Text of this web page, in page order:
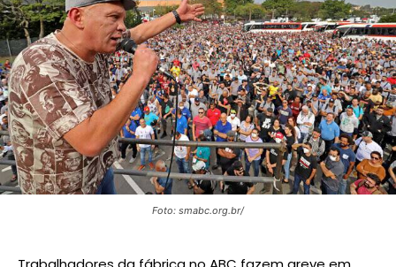
Foto: smabc.org.br/